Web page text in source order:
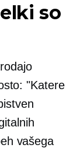
so
"Katere
vašega